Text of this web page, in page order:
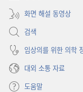
화면 해설 동영상
검색
임상의를 위한 의학
대외 소통 자료
도움말